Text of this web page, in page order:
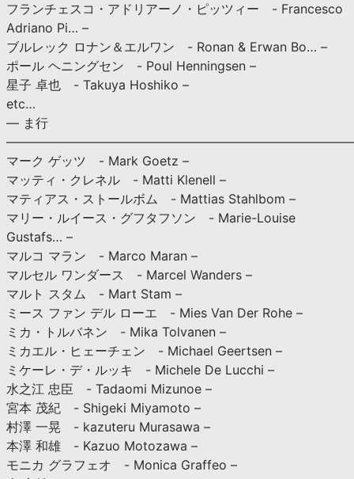
フランチェスコ・アドリアーノ・ピッツィー - Francesco
Adriano Pi… –
ブルレック ロナン＆エルワン - Ronan & Erwan Bo… –
ポール ヘニングセン - Poul Henningsen –
星子 卓也 - Takuya Hoshiko –
etc…
— ま行
マーク ゲッツ - Mark Goetz –
マッティ・クレネル - Matti Klenell –
マティアス・ストールボム - Mattias Stahlbom –
マリー・ルイース・グフタフソン - Marie-Louise
Gustafs… –
マルコ マラン - Marco Maran –
マルセル ワンダース - Marcel Wanders –
マルト スタム - Mart Stam –
ミース ファン デル ローエ - Mies Van Der Rohe –
ミカ・トルバネン - Mika Tolvanen –
ミカエル・ヒェーチェン - Michael Geertsen –
ミケーレ・デ・ルッキ - Michele De Lucchi –
水之江 忠臣 - Tadaomi Mizunoe –
宮本 茂紀 - Shigeki Miyamoto –
村澤 一晃 - kazuteru Murasawa –
本澤 和雄 - Kazuo Motozawa –
モニカ グラフェオ - Monica Graffeo –